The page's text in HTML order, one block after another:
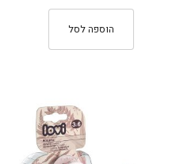
הוספה לסל